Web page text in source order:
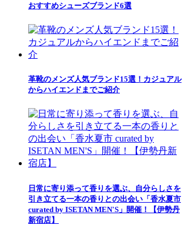
おすすめシューズブランド6選
革靴のメンズ人気ブランド15選！カジュアル
からハイエンドまでご紹介
日常に寄り添って香りを選ぶ、自分らしさを
引き立てる一本の香りとの出会い「香水夏市
curated by ISETAN MEN'S」開催！【伊勢丹
新宿店】